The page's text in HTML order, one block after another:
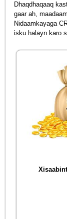
Dhaqdhaqaaq
gaar ah,
Nidaamkayaga
isku halayn karo